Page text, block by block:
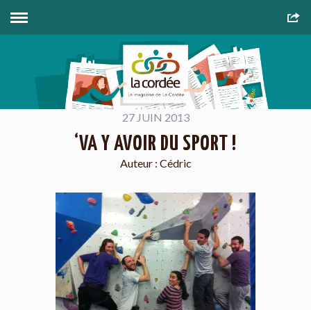
27 JUIN 2013
‘VA Y AVOIR DU SPORT !
Auteur : Cédric